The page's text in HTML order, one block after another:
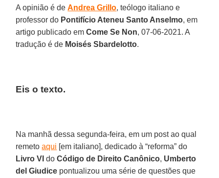
A opinião é deAndrea Grillo, teólogo italiano e
professor do Pontifício Ateneu Santo Anselmo, em
artigo publicado emCome Se Non, 07-06-2021. A
tradução é de Moisés Sbardelotto.
Eis o texto.
Na manhã dessa segunda-feira, em um post ao qual
remetoaqui [em italiano], dedicado à “reforma” do
Livro VI doCódigo de Direito Canônico, Umberto
del Giudice pontualizou uma série de questões que